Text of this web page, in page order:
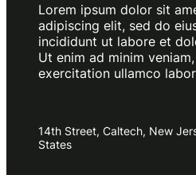
Lorem ipsum dolor sit
adipiscing elit, sed do
incididunt ut labore et
Ut enim ad minim
exercitation ullamco
14th Street, Caltech, New
States